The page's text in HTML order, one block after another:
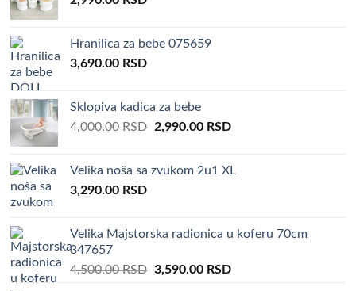
Hranilica za bebe 075659
3,690.00 RSD
Sklopiva kadica za bebe
4,000.00RSD Original
4,000.00 RSD.
2,990.00 RSDCurrent
2,990.00 RSD.
Velika noša sa zvukom 2u1 XL
3,290.00 RSD
Velika Majstorska radionica u koferu 70cm
347657
4,500.00RSD Original
3,590.00 RSDCurrent